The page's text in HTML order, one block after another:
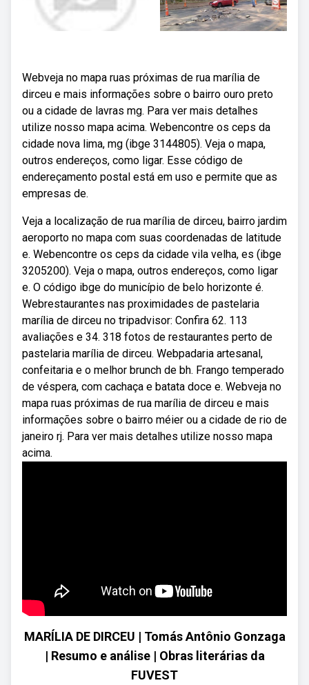
Webveja no mapa ruas próximas de rua marília de
dirceu e mais informações sobre o bairro ouro preto
ou a cidade de lavras mg. Para ver mais detalhes
utilize nosso mapa acima. Webencontre os ceps da
cidade nova lima, mg (ibge 3144805). Veja o mapa,
outros endereços, como ligar. Esse código de
endereçamento postal está em uso e permite que as
empresas de.
Veja a localização de rua marília de dirceu, bairro jardim
aeroporto no mapa com suas coordenadas de latitude
e. Webencontre os ceps da cidade vila velha, es (ibge
3205200). Veja o mapa, outros endereços, como ligar
e. O código ibge do município de belo horizonte é.
Webrestaurantes nas proximidades de pastelaria
marília de dirceu no tripadvisor: Confira 62. 113
avaliações e 34. 318 fotos de restaurantes perto de
pastelaria marília de dirceu. Webpadaria artesanal,
confeitaria e o melhor brunch de bh. Frango temperado
de véspera, com cachaça e batata doce e. Webveja no
mapa ruas próximas de rua marília de dirceu e mais
informações sobre o bairro méier ou a cidade de rio de
janeiro rj. Para ver mais detalhes utilize nosso mapa
acima.
MARÍLIA DE DIRCEU | Tomás Antônio Gonzaga
| Resumo e análise | Obras literárias da
FUVEST